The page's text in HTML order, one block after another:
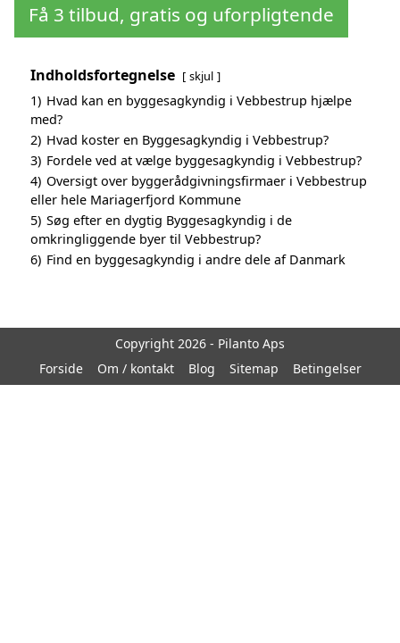
Få 3 tilbud, gratis og uforpligtende
Indholdsfortegnelse skjul
1) Hvad kan en byggesagkyndig i Vebbestrup hjælpe
med?
2) Hvad koster en Byggesagkyndig i Vebbestrup?
3) Fordele ved at vælge byggesagkyndig i Vebbestrup?
4) Oversigt over byggerådgivningsfirmaer i Vebbestrup
eller hele Mariagerfjord Kommune
5) Søg efter en dygtig Byggesagkyndig i de
omkringliggende byer til Vebbestrup?
6) Find en byggesagkyndig i andre dele af Danmark
Copyright 2026 - Pilanto Aps
Forside
Om / kontakt Blog Sitemap Betingelser